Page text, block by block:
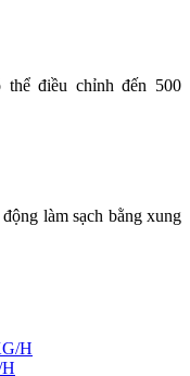
điều chỉnh đến 500
làm sạch bằng xung